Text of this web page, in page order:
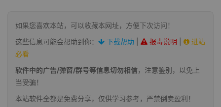
如果您喜欢本站，可以收藏本网址，方便下次访问！
这些信息可能会帮助到你：
下载帮助 报毒说明
进站
必看
软件中的广告/弹窗/群号等信息切勿相信，注意鉴别，以免上
当受骗！
本站软件全都是免费分享，仅供学习参考，严禁倒卖盈利！